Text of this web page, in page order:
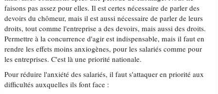
faisons pas assez pour elles. Il est certes nécessaire de parler des
devoirs du chômeur, mais il est aussi nécessaire de parler de leurs
droits, tout comme l'entreprise a des devoirs, mais aussi des droits.
Permettre à la concurrence d'agir est indispensable, mais il faut en
rendre les effets moins anxiogènes, pour les salariés comme pour
les entreprises. C'est là une priorité nationale.
Pour réduire l'anxiété des salariés, il faut s'attaquer en priorité aux
difficultés auxquelles ils font face :